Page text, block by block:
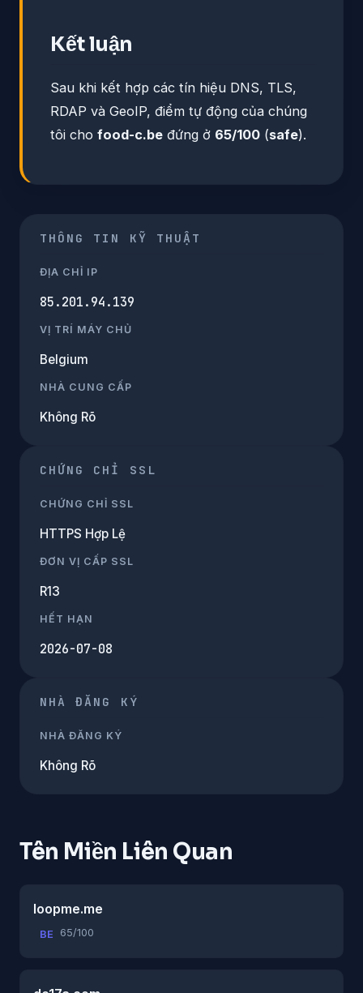
Kết luận
Sau khi kết hợp các tín hiệu DNS, TLS,
RDAP và GeoIP, điểm tự động của chúng
tôi cho food-c.be đứng ở 65/100 (safe).
THÔNG TIN KỸ THUẬT
ĐỊA CHỈ IP
85.201.94.139
VỊ TRÍ MÁY CHỦ
Belgium
NHÀ CUNG CẤP
Không Rõ
CHỨNG CHỈ SSL
CHỨNG CHỈ SSL
HTTPS Hợp Lệ
ĐƠN VỊ CẤP SSL
R13
HẾT HẠN
2026-07-08
NHÀ ĐĂNG KÝ
NHÀ ĐĂNG KÝ
Không Rõ
Tên Miền Liên Quan
loopme.me
BE 65/100